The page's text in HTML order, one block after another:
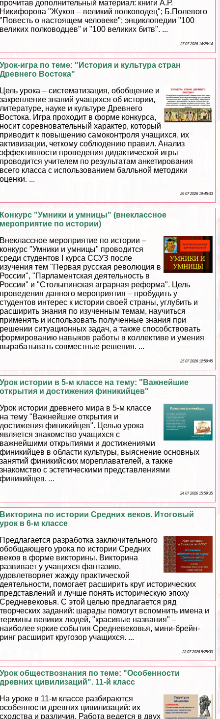
прочитав дополнительный материал: книги А.Р.
Никифорова "Жуков – великий полководец"; Б.Полевого
"Повесть о настоящем человеке"; энциклопедии "100
великих полководцев" и "100 великих битв". ...
27 07 2026 14:28:14
Урок-игра по теме: "История и культура стран
Древнего Востока"
Цель урока – систематизация, обобщение и
закрепление знаний учащихся об истории,
литературе, науке и культуре Древнего
Востока. Игра проходит в форме конкурса,
носит соревновательный хаpaктер, который
приводит к повышению самоконтроля учащихся, их
активизации, четкому соблюдению правил. Анализ
эффективности проведения дидактической игры
проводится учителем по результатам анкетирования
всего класса с использованием балльной методики
оценки. ...
26 07 2026 19:45:33
Конкурс "Умники и умницы" (внеклассное
мероприятие по истории)
Внеклассное мероприятие по истории –
конкурс "Умники и умницы" проводится
среди студентов I курса ССУЗ после
изучения тем "Первая русская революция в
России", "Парламентская деятельность в
России" и "Столыпинская аграрная реформа". Цель
проведения данного мероприятия – пробудить у
студентов интерес к истории своей страны, углубить и
расширить знания по изученным темам, научиться
применять и использовать полученные знания при
решении ситуационных задач, а также способствовать
формированию навыков работы в коллективе и умения
выpaбатывать совместные решения. ...
25 07 2026 12:59:45
Урок истории в 5-м классе на тему: "Важнейшие
открытия и достижения финикийцев"
Урок истории древнего мира в 5-м классе
на тему "Важнейшие открытия и
достижения финикийцев". Целью урока
является знакомство учащихся с
важнейшими открытиями и достижениями
финикийцев в области культуры, выяснение основных
занятий финикийских мореплавателей, а также
знакомство с эстетическими представлениями
финикийцев. ...
24 07 2026 15:59:35
Викторина по истории Средних веков. Итоговый
урок в 6-м классе
Предлагается разработка заключительного
обобщающего урока по истории Средних
веков в форме викторины. Викторина
развивает у учащихся фантазию,
удовлетворяет жажду пpaктической
деятельности, помогает расширить круг исторических
представлений и лучше понять историческую эпоху
Средневековья. С этой целью предлагается ряд
творческих заданий: шарады помогут вспомнить имена и
термины великих людей, "красивые названия" –
наиболее яркие события Cредневековья, мини-брейн-
ринг расширит кругозор учащихся. ...
23 07 2026 5:25:30
Урок обществознания по теме: "Особенности
древних цивилизаций". 11-й класс
На уроке в 11-м классе разбираются
особенности древних цивилизаций: их
сходства и различия. Работа ведется в двух